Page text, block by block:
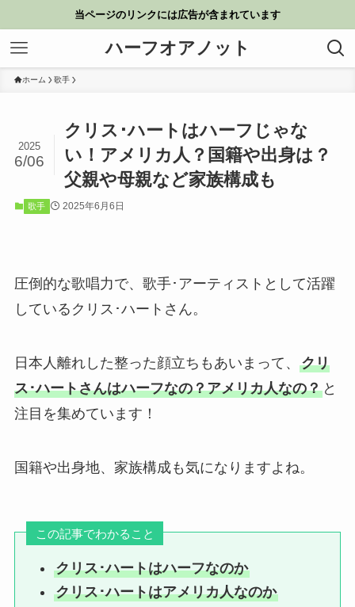
当ページのリンクには広告が含まれています
ハーフオアノット
ホーム 歌手
クリス･ハートはハーフじゃな
い！アメリカ人？国籍や出身は？
父親や母親など家族構成も
2025
6/06
歌手 2025年6月6日
圧倒的な歌唱力で、歌手･アーティストとして活躍
しているクリス･ハートさん。
日本人離れした整った顔立ちもあいまって、 クリ
ス･ハートさんはハーフなの？アメリカ人なの？と
注目を集めています！
国籍や出身地、家族構成も気になりますよね。
この記事でわかること
クリス･ハートはハーフなのか
クリス･ハートはアメリカ人なのか